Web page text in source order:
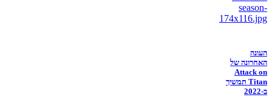
העונה
האחרונה של
Attack on
Titan תמשיך
ב-2022